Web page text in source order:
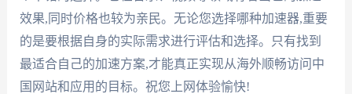
效果,同时价格也较为亲民。无论您选择哪种加速器,重要
的是要根据自身的实际需求进行评估和选择。只有找到
最适合自己的加速方案,才能真正实现从海外顺畅访问中
国网站和应用的目标。祝您上网体验愉快!